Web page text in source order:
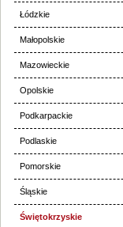
Łódzkie
Małopolskie
Mazowieckie
Opolskie
Podkarpackie
Podlaskie
Pomorskie
Śląskie
Świętokrzyskie